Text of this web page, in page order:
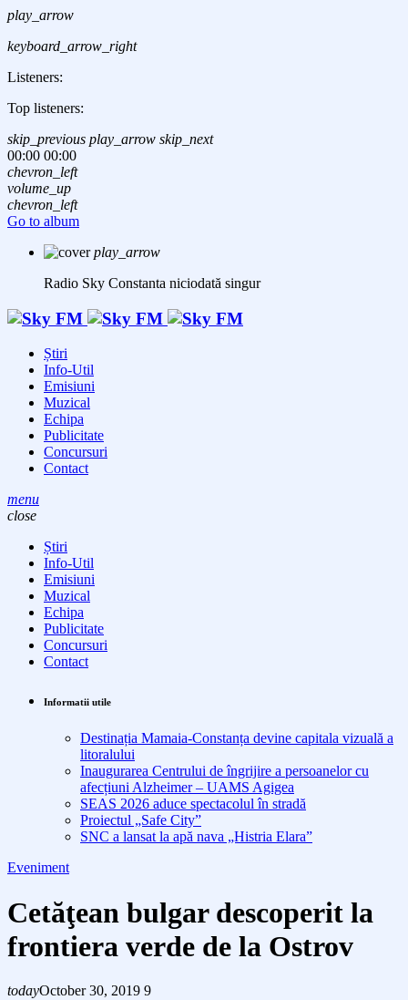
play_arrow
keyboard_arrow_right
Listeners:
Top listeners:
skip_previous play_arrow skip_next
00:00 00:00
chevron_left
volume_up
chevron_left
Go to album
play_arrow
Radio Sky Constanta niciodată singur
Știri
Info-Util
Emisiuni
Muzical
Echipa
Publicitate
Concursuri
Contact
menu
close
Știri
Info-Util
Emisiuni
Muzical
Echipa
Publicitate
Concursuri
Contact
Informatii utile
Destinația Mamaia-Constanța devine capitala vizuală a
litoralului
Inaugurarea Centrului de îngrijire a persoanelor cu
afecțiuni Alzheimer – UAMS Agigea
SEAS 2026 aduce spectacolul în stradă
Proiectul „Safe City”
SNC a lansat la apă nava „Histria Elara”
Eveniment
Cetăţean bulgar descoperit la
frontiera verde de la Ostrov
todayOctober 30, 2019 9